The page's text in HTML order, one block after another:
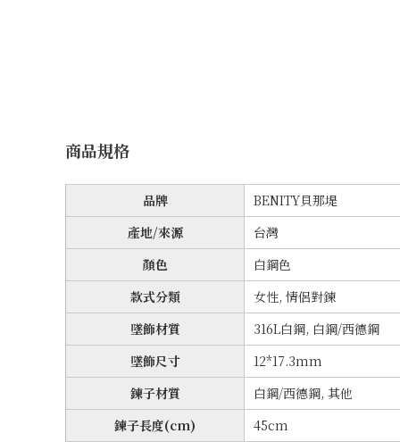
商品規格
品牌
BENITY貝那堤
產地/來源
台灣
顏色
白鋼色
款式分類
女性, 情侶對鍊
墜飾材質
316L白鋼, 白鋼/西德鋼
墜飾尺寸
12*17.3mm
鍊子材質
白鋼/西德鋼, 其他
鍊子長度(cm)
45cm